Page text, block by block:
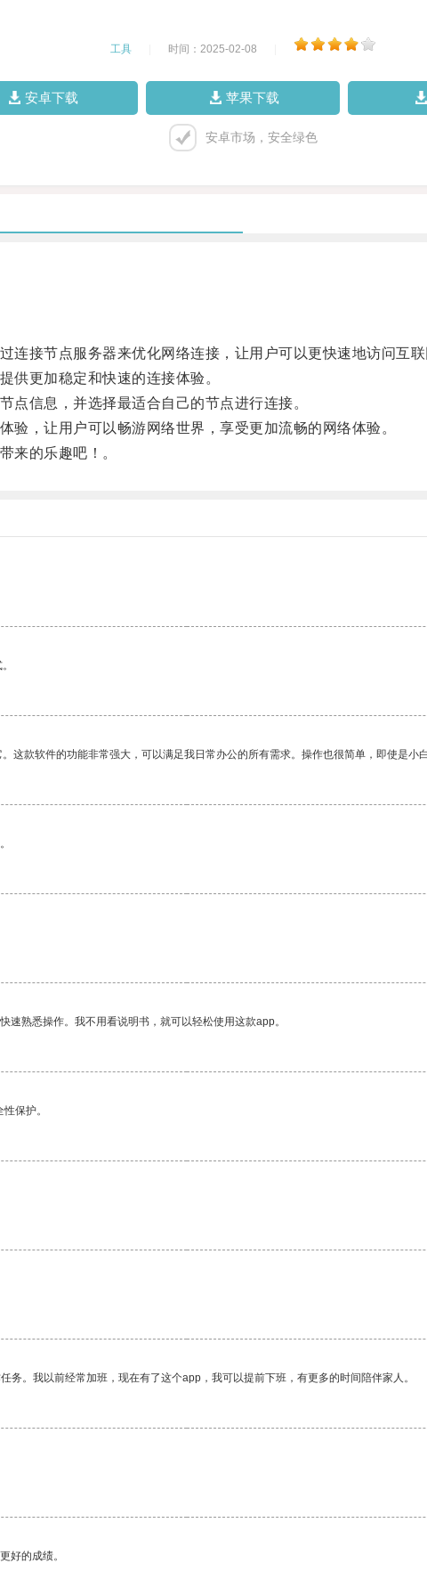
工具 时间：2025-02-08
安卓下载 苹果下载
安卓市场，安全绿色
接节点服务器来优化网络连接，让用户可以更快速地访问互联
更加稳定和快速的连接体验。
信息，并选择最适合自己的节点进行连接。
，让用户可以畅游网络世界，享受更加流畅的网络体验。
的乐趣吧！。
这款软件的功能非常强大，可以满足我日常办公的所有需求。操作也很简单，即使是小
熟悉操作。我不用看说明书，就可以轻松使用这款app。
保护。
。我以前经常加班，现在有了这个app，我可以提前下班，有更多的时间陪伴家人。
好的成绩。